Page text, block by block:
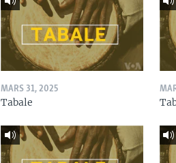
MARS 31, 2025
Tabale